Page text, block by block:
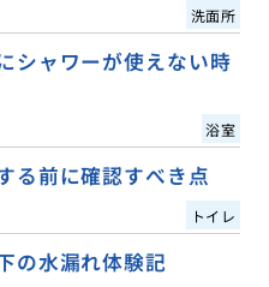
洗面所
シャワーが使えない時
浴室
る前に確認すべき点
トイレ
の水漏れ体験記